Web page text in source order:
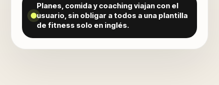
Planes, comida y coaching viajan con el
usuario, sin obligar a todos a una plantilla
de fitness solo en inglés.